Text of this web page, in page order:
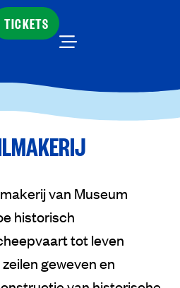
TICKETS
van Museum
historisch
tot leven
geweven en